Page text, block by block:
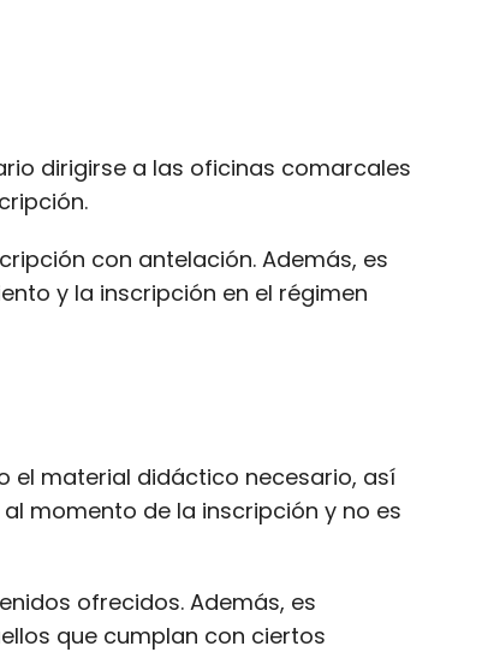
dirigirse a las oficinas comarcales
con antelación. Además, es
y la inscripción en el régimen
el material didáctico necesario, así
momento de la inscripción y no es
ofrecidos. Además, es
que cumplan con ciertos